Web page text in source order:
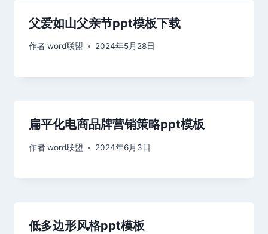
父爱如山父亲节ppt模板下载
作者word联盟 2024年5月28日
扁平化电商品牌营销策略ppt模板
作者word联盟 2024年6月3日
低多边形风格ppt模板